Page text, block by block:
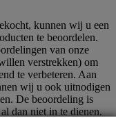
kunnen wij u een
te beoordelen.
van onze
verstrekken) om
te verbeteren. Aan
wij u ook uitnodigen
De beoordeling is
dan niet in te dienen.